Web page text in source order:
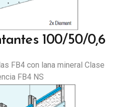
100/50/0,6
FB4 con lana mineral Clase
FB4 NS